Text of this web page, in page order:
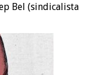
Bel (sindicalista